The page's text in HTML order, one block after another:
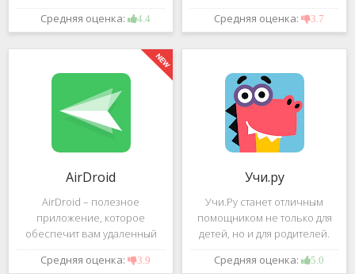
свою или присоединитесь к
видеоконференции с
высококачественным
изображением. Столь
Средняя оценка: 4.4
разряженные батарейки на
вашем пульте от
с помощью приложения
"Пульт для
Средняя оценка: 3.7
AirDroid
AirDroid – полезное
приложение, которое
обеспечит вам удаленный
доступ к вашему смартфону
или планшету при помощи
Средняя оценка: 3.9
Учи.ру
Учи.Ру станет отличным
помощником не только для
детей, но и для родителей.
Это приложение заточено
под изучение различного
Средняя оценка: 5.0